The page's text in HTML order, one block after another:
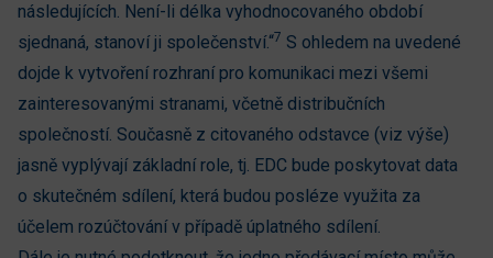
následujících. Není-li délka vyhodnocovaného období
sjednaná, stanoví ji společenství.“7 S ohledem na uvedené
dojde k vytvoření rozhraní pro komunikaci mezi všemi
zainteresovanými stranami, včetně distribučních
společností. Současně z citovaného odstavce (viz výše)
jasně vyplývají základní role, tj. EDC bude poskytovat data
o skutečném sdílení, která budou posléze využita za
účelem rozúčtování v případě úplatného sdílení.